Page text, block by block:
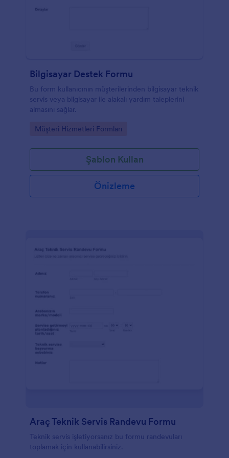
Bilgisayar Destek Formu
Bu form kullanıcının müşterilerinden bilgisayar teknik
servis veya bilgisayar ile alakalı yardım taleplerini
almasını sağlar.
Go to Category:
Müşteri Hizmetleri Formları
Şablon Kullan
Önizleme
Araç Teknik Servis Randevu Formu
Teknik servis işletiyorsanız bu formu randevuları
toplamak için kullanabilirsiniz.